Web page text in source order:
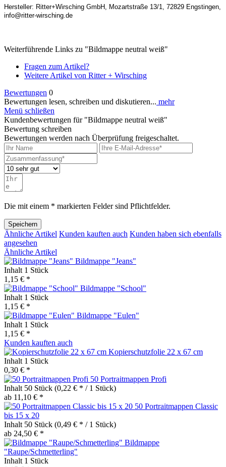
Hersteller: Ritter+Wirsching GmbH, Mozartstraße 13/1, 72829 Engstingen,
info@ritter-wirsching.de
Weiterführende Links zu "Bildmappe neutral weiß"
Fragen zum Artikel?
Weitere Artikel von Ritter + Wirsching
Bewertungen 0
Bewertungen lesen, schreiben und diskutieren... mehr
Menü schließen
Kundenbewertungen für "Bildmappe neutral weiß"
Bewertung schreiben
Bewertungen werden nach Überprüfung freigeschaltet.
Die mit einem * markierten Felder sind Pflichtfelder.
Speichern
Ähnliche Artikel Kunden kauften auch Kunden haben sich ebenfalls
angesehen
Ähnliche Artikel
Bildmappe "Jeans"
Inhalt 1 Stück
1,15 € *
Bildmappe "School"
Inhalt 1 Stück
1,15 € *
Bildmappe "Eulen"
Inhalt 1 Stück
1,15 € *
Kunden kauften auch
Kopierschutzfolie 22 x 67 cm
Inhalt 1 Stück
0,30 € *
50 Portraitmappen Profi
Inhalt 50 Stück (0,22 € * / 1 Stück)
ab 11,10 € *
50 Portraitmappen Classic
bis 15 x 20
Inhalt 50 Stück (0,49 € * / 1 Stück)
ab 24,50 € *
Bildmappe
"Raupe/Schmetterling"
Inhalt 1 Stück